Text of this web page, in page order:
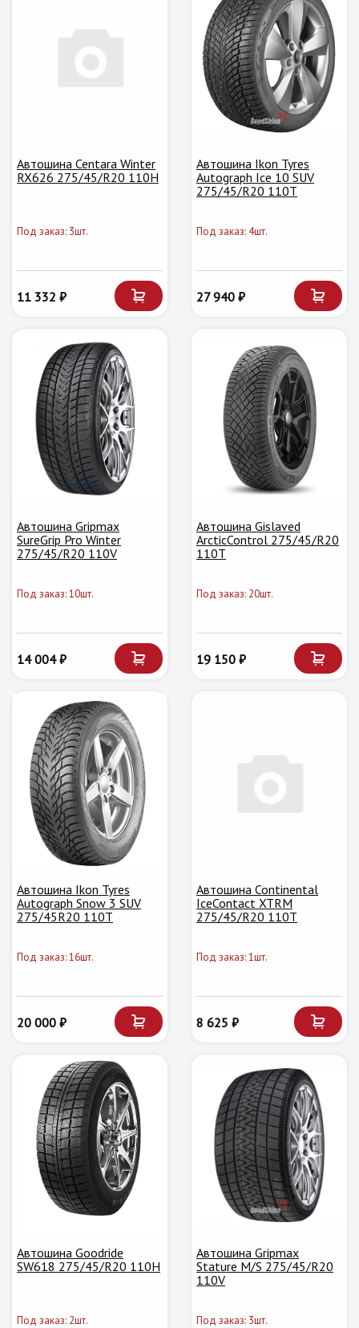
Автошина Centara Winter
RX626 275/45/R20 110H
Под заказ: 3шт.
11 332 ₽
Автошина Ikon Tyres
Autograph Ice 10 SUV
275/45/R20 110T
Под заказ: 4шт.
27 940 ₽
Автошина Gripmax
SureGrip Pro Winter
275/45/R20 110V
Под заказ: 10шт.
14 004 ₽
Автошина Gislaved
ArcticControl 275/45/R20
110T
Под заказ: 20шт.
19 150 ₽
Автошина Ikon Tyres
Autograph Snow 3 SUV
275/45R20 110T
Под заказ: 16шт.
20 000 ₽
Автошина Continental
IceContact XTRM
275/45/R20 110T
Под заказ: 1шт.
8 625 ₽
Автошина Goodride
SW618 275/45/R20 110H
Под заказ: 2шт.
Автошина Gripmax
Stature M/S 275/45/R20
110V
Под заказ: 3шт.